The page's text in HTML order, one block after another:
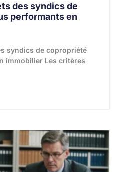
des syndics de
performants en
syndics de copropriété
immobilier Les critères